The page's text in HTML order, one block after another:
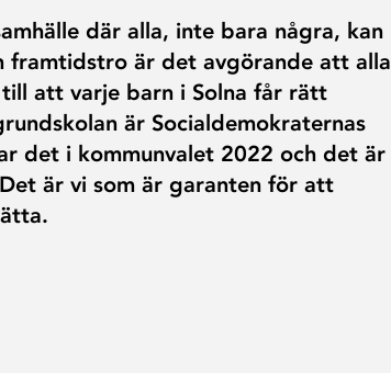
där alla, inte bara några, kan
framtidstro är det avgörande att alla
att varje barn i Solna får rätt
är Socialdemokraternas
det i kommunvalet 2022 och det är
är vi som är garanten för att